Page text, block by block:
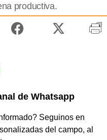
productiva.
de Whatsapp
Seguinos en
del campo, al